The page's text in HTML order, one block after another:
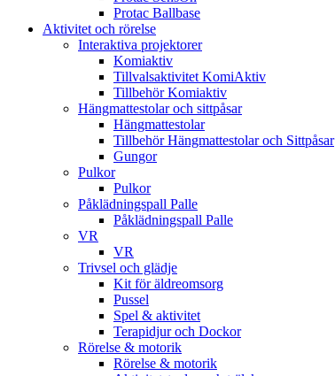
Protac Ballbase
Aktivitet och rörelse
Interaktiva projektorer
Komiaktiv
Tillvalsaktivitet KomiAktiv
Tillbehör Komiaktiv
Hängmattestolar och sittpåsar
Hängmattestolar
Tillbehör Hängmattestolar och Sittpåsar
Gungor
Pulkor
Pulkor
Påklädningspall Palle
Påklädningspall Palle
VR
VR
Trivsel och glädje
Kit för äldreomsorg
Pussel
Spel & aktivitet
Terapidjur och Dockor
Rörelse & motorik
Rörelse & motorik